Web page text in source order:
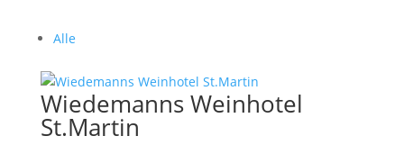
Alle
Wiedemanns Weinhotel
St.Martin